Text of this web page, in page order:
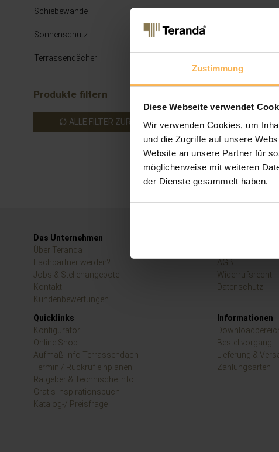
Zustimmung
Diese Webseite verwendet
Wir verwenden Cookies, um
und die Zugriffe auf unsere
Website an unsere Partner für
möglicherweise mit weiteren
der Dienste gesammelt haben.
Schiebewände
Sonnenschutz
Terrassendächer
Produkte filtern
ALLE FILTER ZURÜCKSETZEN
Das Unternehmen
Über Teranda
Fachpartner werden?
Jobs & Stellenangebote
Kontakt
Kundenbewertungen
Quicklinks
Konfigurator
Online Shop
Aufmaß-Info Terrassendach
Termin / Rückruf einplanen
Ratgeber & Technische Info
Gratis Inspirationsbuch
Katalog-/ Preisfrage
AGB
Widerrufsrecht
Datenschutz
Informationen
Bestellvorgang
Lieferung &
Zahlungsarten